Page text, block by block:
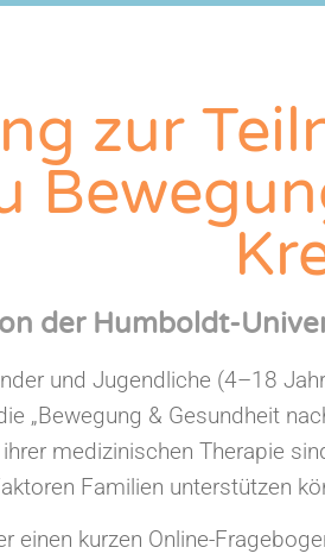
zur
der Humboldt-
und Jugendliche (4–18
„Bewegung & Gesundheit
medizinischen Therapie
Familien unterstützen
einen kurzen Online-